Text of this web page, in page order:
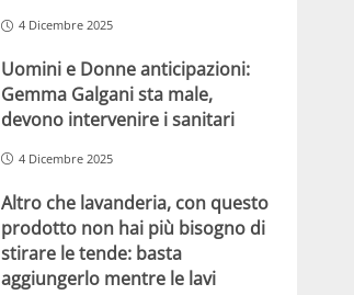
4 Dicembre 2025
Uomini e Donne anticipazioni:
Gemma Galgani sta male,
devono intervenire i sanitari
4 Dicembre 2025
Altro che lavanderia, con questo
prodotto non hai più bisogno di
stirare le tende: basta
aggiungerlo mentre le lavi